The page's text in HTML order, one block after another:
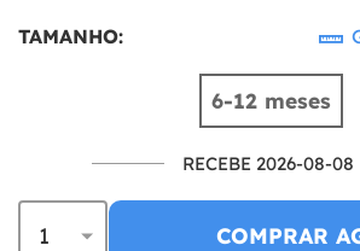
TAMANHO:
6-12 meses
RECEBE 2026-08-08
COMPRAR